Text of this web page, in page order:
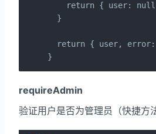
return { user:
  }
return { user,
}
requireAdmin
验证用户是否为管理员（快捷方